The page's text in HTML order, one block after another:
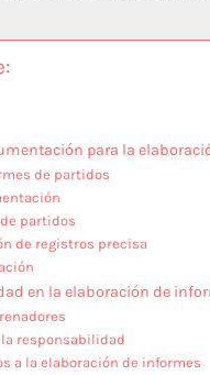
para la
de partidos
partidos
de registros precisa
en la elaboración de
responsabilidad
a la elaboración de informes